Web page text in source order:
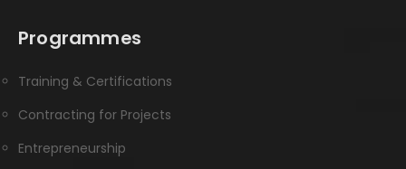
Programmes
Training & Certifications
Contracting for Projects
Entrepreneurship